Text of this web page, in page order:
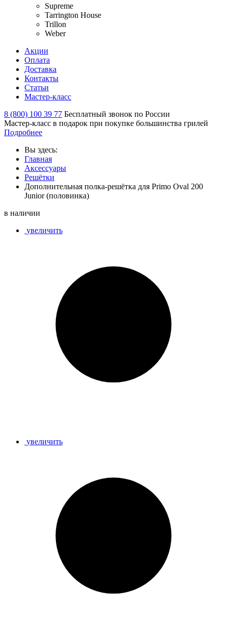
Supreme
Tarrington House
Trillon
Weber
Акции
Оплата
Доставка
Контакты
Статьи
Мастер-класс
8 (800) 100 39 77 Бесплатный звонок по России
Мастер-класс в подарок при покупке большинства грилей
Подробнее
Вы здесь:
Главная
Аксессуары
Решётки
Дополнительная полка-решётка для Primo Oval 200
Junior (половинка)
в наличии
увеличить
увеличить